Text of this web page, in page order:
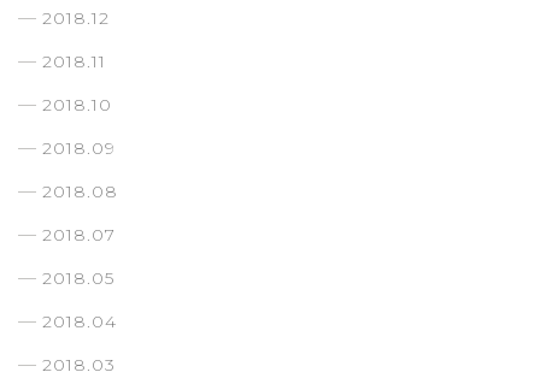
2018.12
2018.11
2018.10
2018.09
2018.08
2018.07
2018.05
2018.04
2018.03